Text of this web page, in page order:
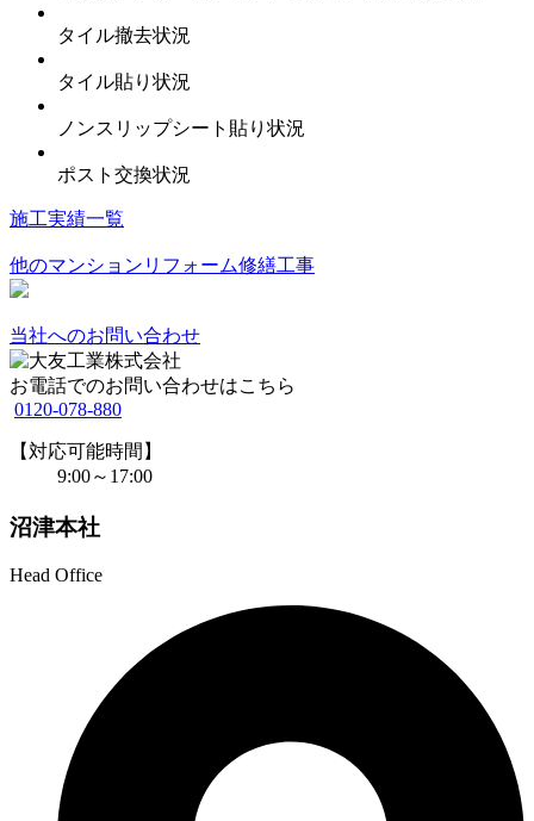
タイル撤去状況
タイル貼り状況
ノンスリップシート貼り状況
ポスト交換状況
施工実績一覧
他のマンションリフォーム修繕工事
当社へのお問い合わせ
お電話でのお問い合わせはこちら
0120-078-880
【対応可能時間】
9:00～17:00
沼津本社
Head Office